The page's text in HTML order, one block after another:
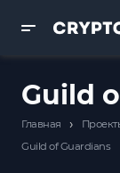
Guild
Главная ›
Guild of Guardians